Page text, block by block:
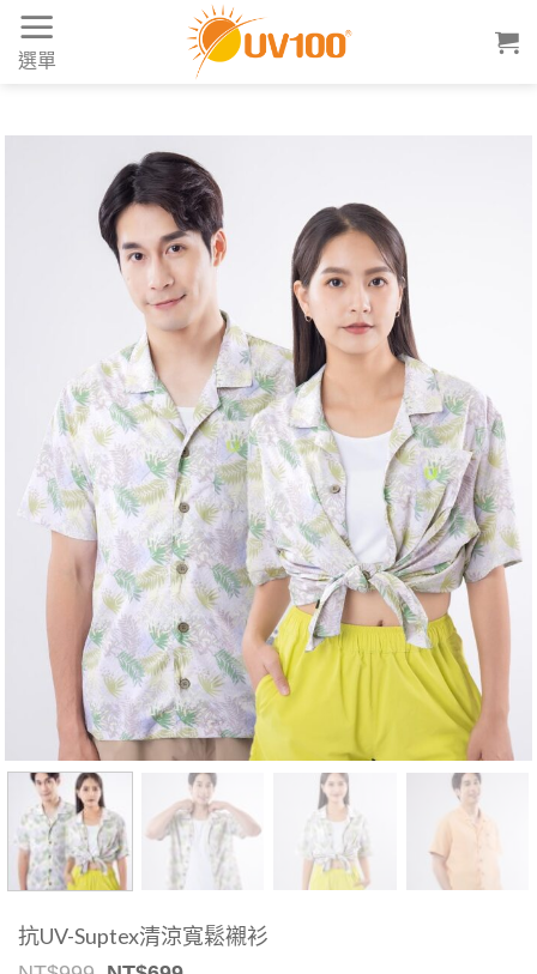
Skip
content
選單
抗UV-Suptex清涼寬鬆襯衫